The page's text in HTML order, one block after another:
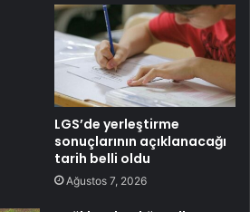
LGS’de yerleştirme
sonuçlarının açıklanacağı
tarih belli oldu
Ağustos 7, 2026